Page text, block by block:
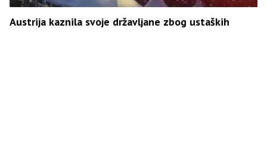
Austrija kaznila svoje državljane zbog ustaških